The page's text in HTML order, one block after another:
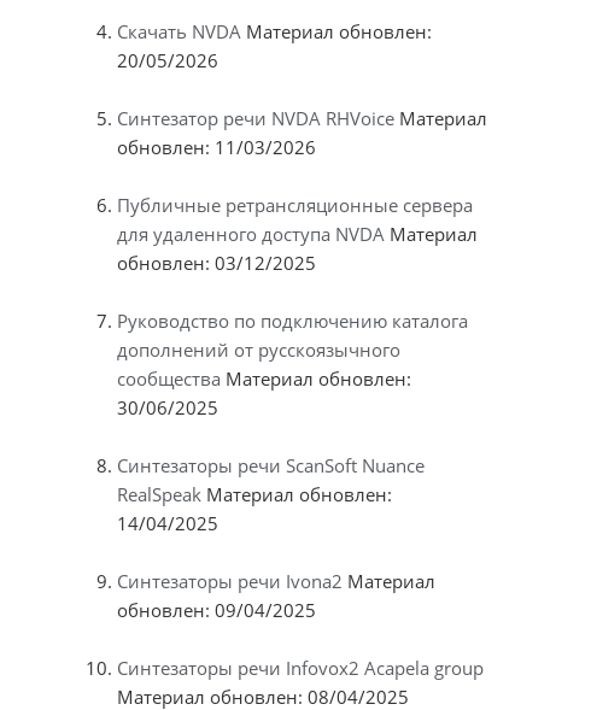
Скачать NVDA Материал обновлен:
20/05/2026
Синтезатор речи NVDA RHVoice Материал
обновлен: 11/03/2026
Публичные ретрансляционные сервера
для удаленного доступа NVDA Материал
обновлен: 03/12/2025
Руководство по подключению каталога
дополнений от русскоязычного
сообщества Материал обновлен:
30/06/2025
Синтезаторы речи ScanSoft Nuance
RealSpeak Материал обновлен:
14/04/2025
Синтезаторы речи Ivona2 Материал
обновлен: 09/04/2025
Синтезаторы речи Infovox2 Acapela group
Материал обновлен: 08/04/2025